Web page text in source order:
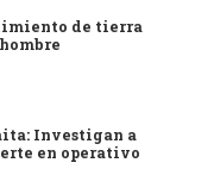
de tierra
Investigan a
en operativo